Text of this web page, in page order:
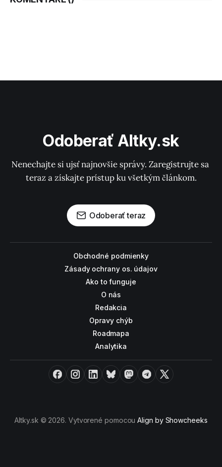
Odoberať Altky.sk
Nenechajte si ujsť najnovšie správy. Zaregistrujte sa
teraz a získajte prístup ku všetkým článkom.
Odoberať teraz
Obchodné podmienky
Zásady ochrany os. údajov
Ako to funguje
O nás
Redakcia
Opravy chýb
Roadmapa
Analytika
Facebook
InstagramLinkedInBlueskyMastodon
Telegram
X
Altky.sk © 2026. Vytvorené pomocouAlign by Showcheeks